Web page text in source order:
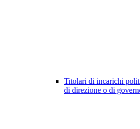
Titolari di incarichi
di direzione o di